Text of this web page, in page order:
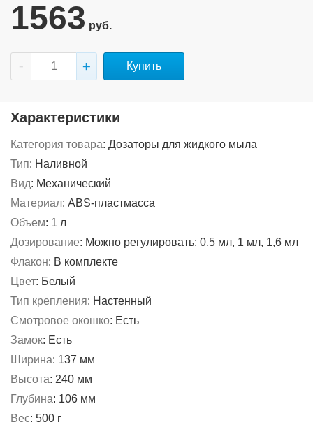
1563 руб.
Купить
Характеристики
Категория товара: Дозаторы для жидкого мыла
Тип: Наливной
Вид: Механический
Материал: ABS-пластмасса
Объем: 1 л
Дозирование: Можно регулировать: 0,5 мл, 1 мл, 1,6 мл
Флакон: В комплекте
Цвет: Белый
Тип крепления: Настенный
Смотровое окошко: Есть
Замок: Есть
Ширина: 137 мм
Высота: 240 мм
Глубина: 106 мм
Вес: 500 г